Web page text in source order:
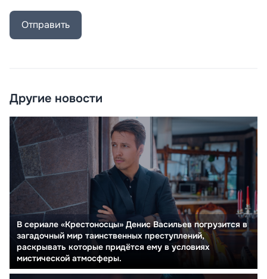
Отправить
Другие новости
В сериале «Крестоносцы» Денис Васильев погрузится в
загадочный мир таинственных преступлений,
раскрывать которые придётся ему в условиях
мистической атмосферы.